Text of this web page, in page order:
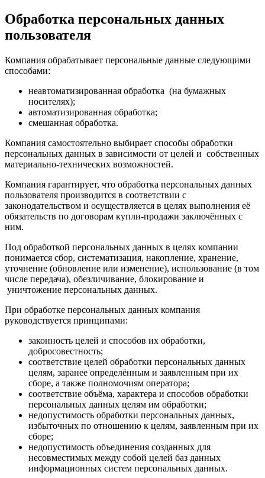
Обработка персональных данных
пользователя
Компания обрабатывает персональные данные следующими
способами:
неавтоматизированная обработка (на бумажных
носителях);
автоматизированная обработка;
смешанная обработка.
Компания самостоятельно выбирает способы обработки
персональных данных в зависимости от целей и собственных
материально-технических возможностей.
Компания гарантирует, что обработка персональных данных
пользователя производится в соответствии с
законодательством и осуществляется в целях выполнения её
обязательств по договорам купли-продажи заключённых с
ним.
Под обработкой персональных данных в целях компании
понимается сбор, систематизация, накопление, хранение,
уточнение (обновление или изменение), использование (в том
числе передача), обезличивание, блокирование и
уничтожение персональных данных.
При обработке персональных данных компания
руководствуется принципами:
законность целей и способов их обработки,
добросовестность;
соответствие целей обработки персональных данных
целям, заранее определённым и заявленным при их
сборе, а также полномочиям оператора;
соответствие объёма, характера и способов обработки
персональных данных целям им обработки;
недопустимость обработки персональных данных,
избыточных по отношению к целям, заявленным при их
сборе;
недопустимость объединения созданных для
несовместимых между собой целей баз данных
информационных систем персональных данных.